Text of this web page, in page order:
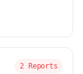
2 Reports